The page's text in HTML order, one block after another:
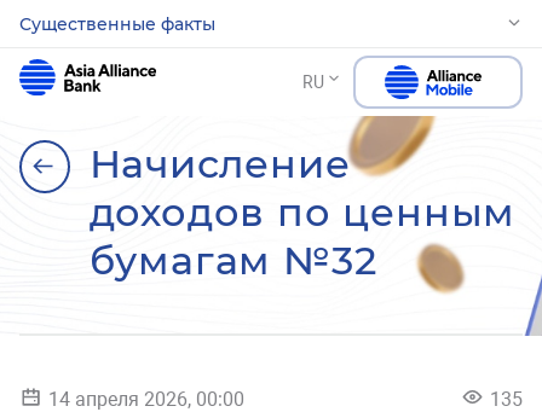
Существенные факты
RU
Начисление
доходов по ценным
бумагам №32
14 апреля 2026, 00:00 135